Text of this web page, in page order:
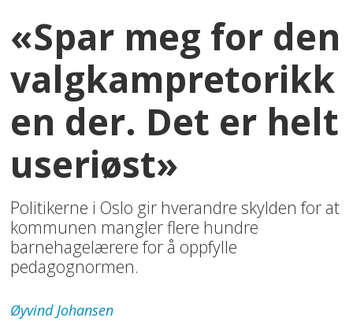
«Spar meg for den
valgkampretorikk
en der. Det er helt
useriøst»
Politikerne i Oslo gir hverandre skylden for at
kommunen mangler flere hundre
barnehagelærere for å oppfylle
pedagognormen.
Øyvind Johansen